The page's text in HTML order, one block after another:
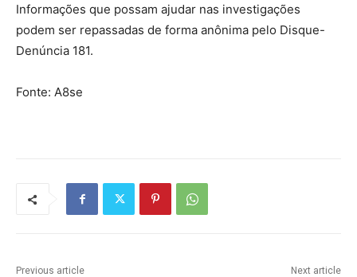
Informações que possam ajudar nas investigações
podem ser repassadas de forma anônima pelo Disque-
Denúncia 181.
Fonte: A8se
Previous article Next article